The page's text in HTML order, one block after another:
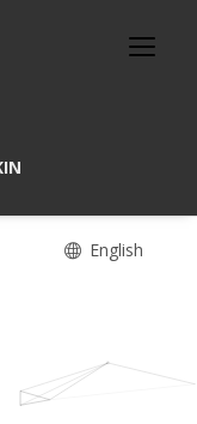
English